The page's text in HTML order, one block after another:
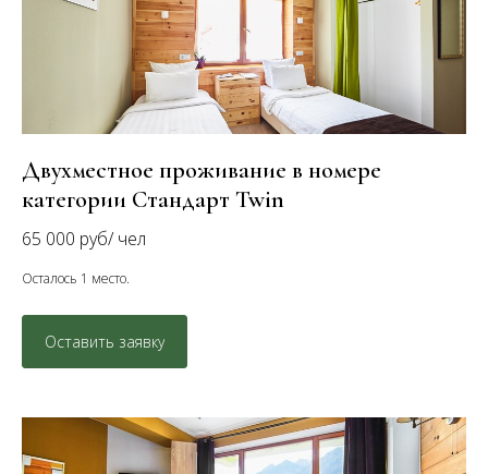
Двухместное проживание в номере
категории Стандарт Twin
65 000 руб/ чел
Осталось 1 место.
Оставить заявку